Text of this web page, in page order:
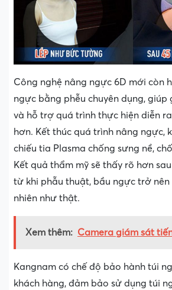
Công nghệ nâng ngực 6D mới còn
ngực bằng phễu chuyên dụng, giúp
và hỗ trợ quá trình thực hiện diễn
hơn. Kết thúc quá trình nâng ngực,
chiếu tia Plasma chống sưng nề,
Kết quả thẩm mỹ sẽ thấy rõ hơn
từ khi phẫu thuật, bầu ngực trở
nhiên như thật.
Xem thêm: Camera giám sát
Kangnam có chế độ bảo hành túi
khách hàng, đảm bảo sử dụng túi